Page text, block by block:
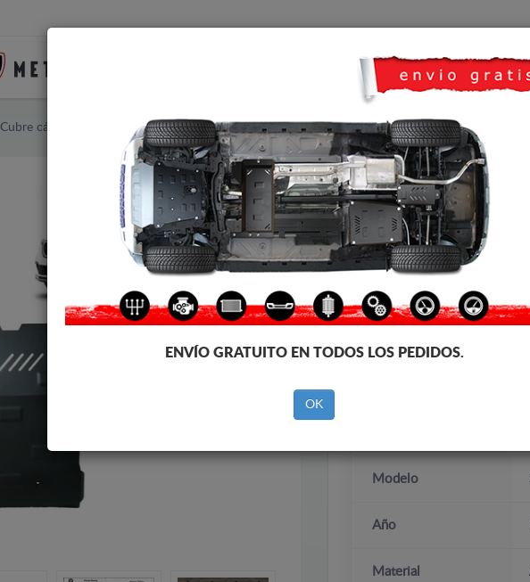
TRANSPORTE FEEDBACK
Cubre cárter metálico Skoda Kamiq
CUBRE CÁRTER METALICO
Código de producto: 30.149
193
IVA incl.
Modelo
Año
Material
ENVÍO GRATUITO EN TODOS LOS PEDIDOS.
OK